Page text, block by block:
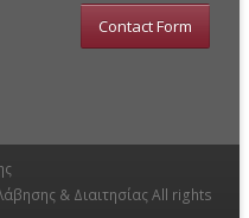
Contact Form
& Διαιτησίας All rights